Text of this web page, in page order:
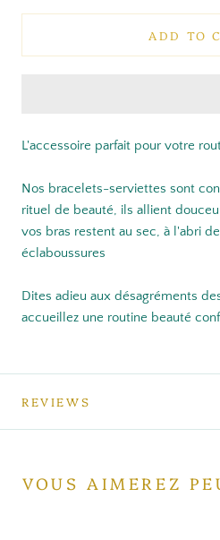
ADD TO
L'accessoire parfait pour votre
Nos bracelets-serviettes sont
rituel de beauté, ils allient
vos bras restent au sec, à l'abri
éclaboussures
Dites adieu aux désagréments
accueillez une routine beauté
REVIEWS
VOUS AIMEREZ